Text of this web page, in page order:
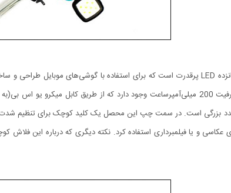
و یا فیلمبرداری استفاده کرد. نکته دیگری که درباره این